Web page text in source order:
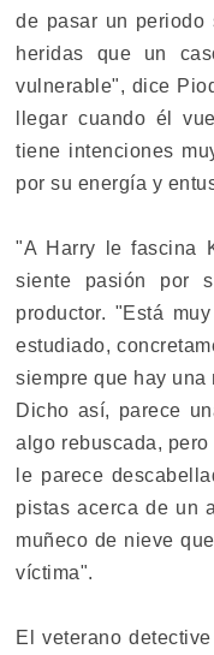
de pasar un periodo
heridas que un
vulnerable", dice
llegar cuando él
tiene intenciones
por su energía y
"A Harry le fascina
siente pasión por
productor. "Está
estudiado,
siempre que hay una
Dicho así, parece
algo rebuscada,
le parece
pistas acerca de un
muñeco de nieve
víctima".
El veterano